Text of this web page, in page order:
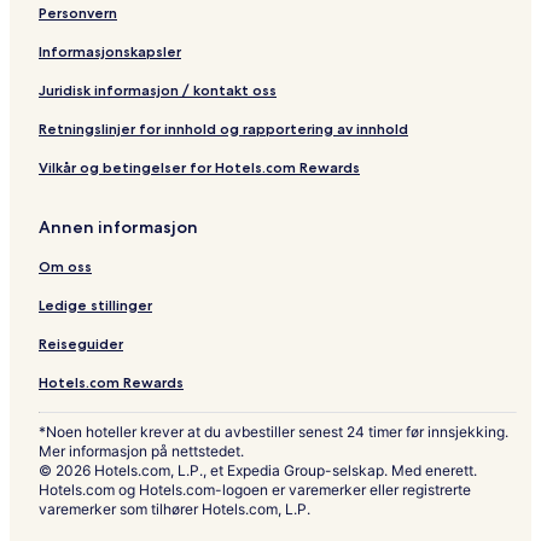
e
-
C
e
n
r
e
Personvern
Informasjonskapsler
Juridisk informasjon / kontakt oss
Retningslinjer for innhold og rapportering av innhold
Vilkår og betingelser for Hotels.com Rewards
Annen informasjon
Om oss
Ledige stillinger
Reiseguider
Hotels.com Rewards
*Noen hoteller krever at du avbestiller senest 24 timer før innsjekking.
Mer informasjon på nettstedet.
© 2026 Hotels.com, L.P., et Expedia Group-selskap. Med enerett.
Hotels.com og Hotels.com-logoen er varemerker eller registrerte
varemerker som tilhører Hotels.com, L.P.